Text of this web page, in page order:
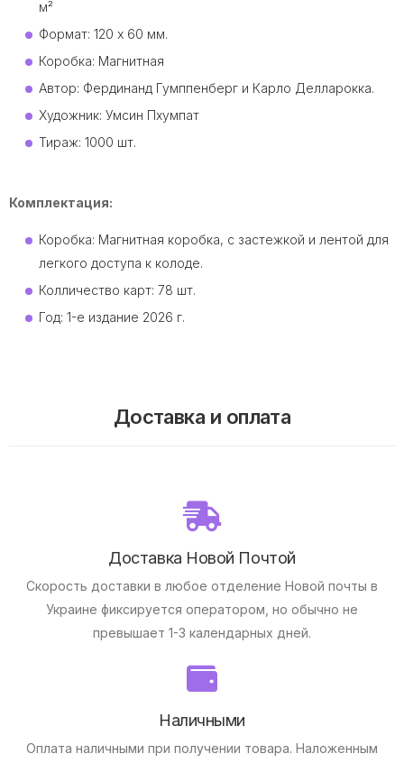
м²
Формат: 120 x 60 мм.
Коробка: Магнитная
Автор: Фердинанд Гумппенберг и Карло Делларокка.
Художник: Умсин Пхумпат
Тираж: 1000 шт.
Комплектация:
Коробка: Магнитная коробка, с застежкой и лентой для
легкого доступа к колоде.
Колличество карт: 78 шт.
Год: 1-е издание 2026 г.
Доставка и оплата
Доставка Новой Почтой
Скорость доставки в любое отделение Новой почты в
Украине фиксируется оператором, но обычно не
превышает 1-3 календарных дней.
Наличными
Оплата наличными при получении товара. Наложенным